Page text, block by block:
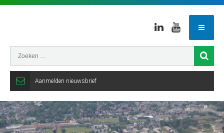
LinkedinYoutube
Aanmelden nieuwsbrief